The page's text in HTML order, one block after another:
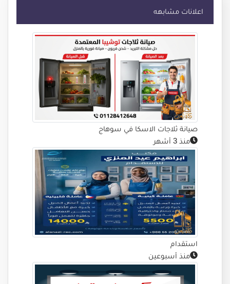
اعلانات مشابهه
صيانة ثلاجات الاسكا في سوهاج
منذ 3 أشهر
استقدام
منذ أسبوعين